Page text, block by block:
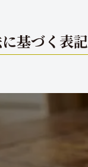
基づく表記